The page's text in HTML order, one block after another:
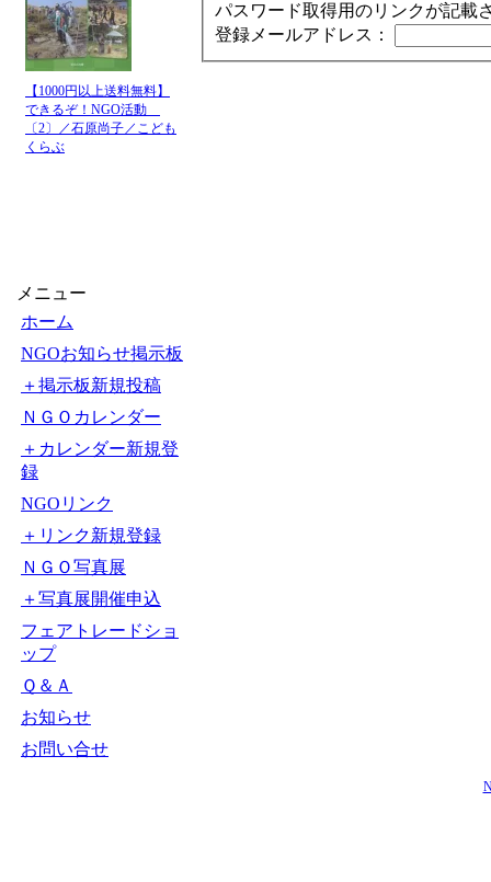
【1000円以上送料無料】
できるぞ！NGO活動
〔2〕／石原尚子／こども
くらぶ
メニュー
ホーム
NGOお知らせ掲示板
＋掲示板新規投稿
ＮＧＯカレンダー
＋カレンダー新規登
録
NGOリンク
＋リンク新規登録
ＮＧＯ写真展
＋写真展開催申込
フェアトレードショ
ップ
Ｑ＆Ａ
お知らせ
お問い合せ
パスワード取得用のリンクが記載
登録メールアドレス：